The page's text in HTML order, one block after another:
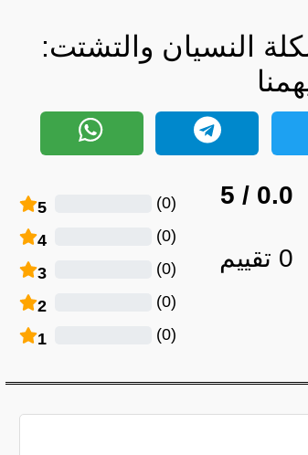
النسيان والتشتت:
0.0
/ 5
0 تقييم
5 (
0
)
4 (
0
)
3 (
0
)
2 (
0
)
1 (
0
)